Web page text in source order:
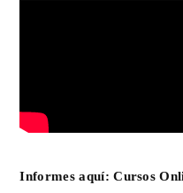
Informes aquí:Cursos